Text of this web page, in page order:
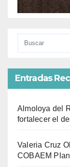
Entradas
Almoloya del
fortalecer el
Valeria Cruz
COBAEM